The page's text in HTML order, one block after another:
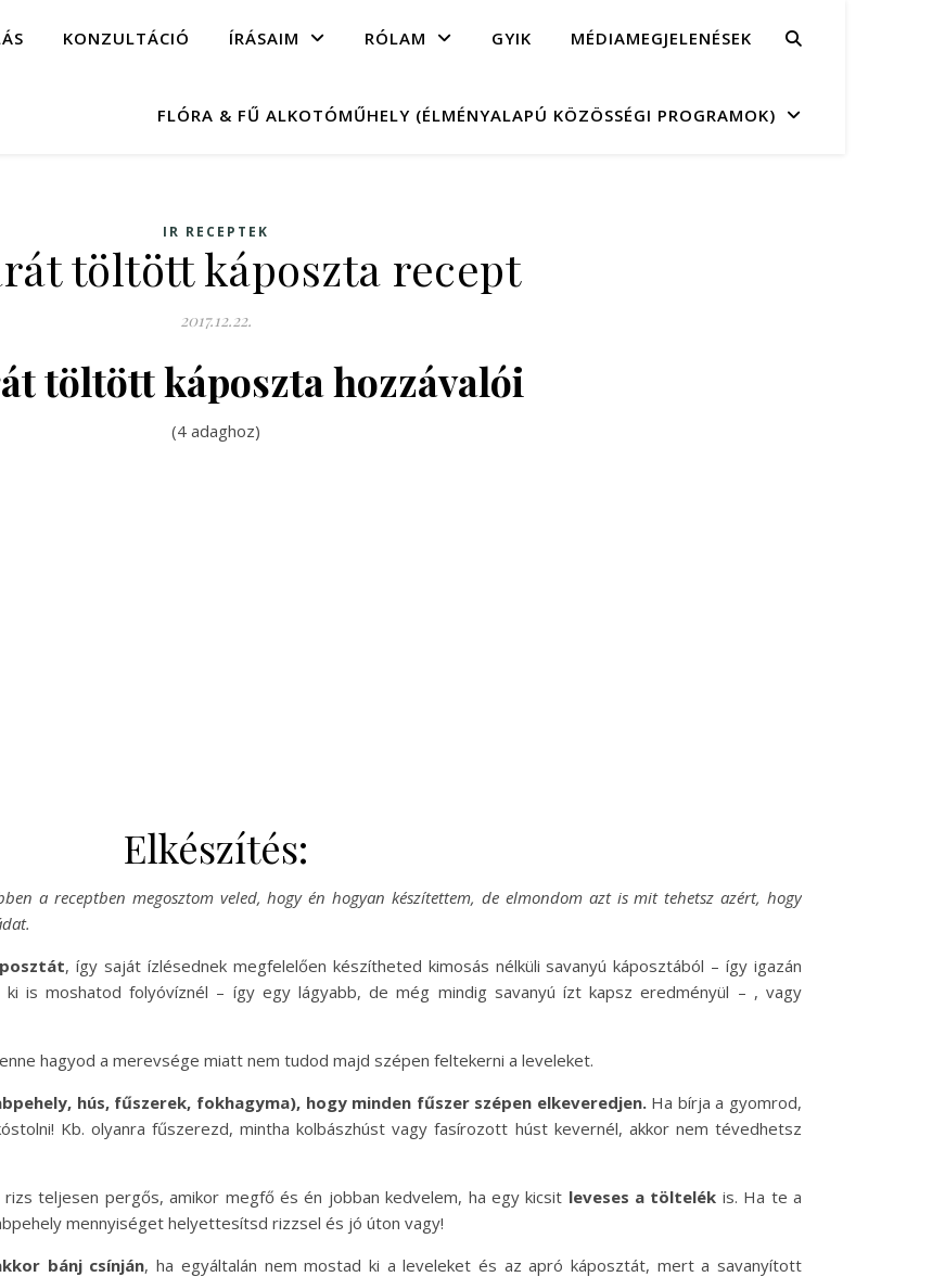
KONZULTÁCIÓ ÍRÁSAIM RÓLAM GYIK MÉDIAMEGJELENÉSEK
FLÓRA & FŰ ALKOTÓMŰHELY (ÉLMÉNYALAPÚ KÖZÖSSÉGI PROGRAMOK)
IR RECEPTEK
töltött káposzta recept
2017.12.22.
töltött káposzta hozzávalói
(4 adaghoz)
Elkészítés:
a receptben megosztom veled, hogy én hogyan készítettem, de elmondom azt is mit tehetsz azért, hogy
, így saját ízlésednek megfelelően készítheted kimosás nélküli savanyú káposztából – így igazán
is moshatod folyóvíznél – így egy lágyabb, de még mindig savanyú ízt kapsz eredményül – , vagy
hagyod a merevsége miatt nem tudod majd szépen feltekerni a leveleket.
hús, fűszerek, fokhagyma), hogy minden fűszer szépen elkeveredjen.Ha bírja a gyomrod,
Kb. olyanra fűszerezd, mintha kolbászhúst vagy fasírozott húst kevernél, akkor nem tévedhetsz
teljesen pergős, amikor megfő és én jobban kedvelem, ha egy kicsit leveses a töltelék is. Ha te a
mennyiséget helyettesítsd rizzsel és jó úton vagy!
bánj csínján, ha egyáltalán nem mostad ki a leveleket és az apró káposztát, mert a savanyított